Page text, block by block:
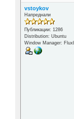
vstoykov
Напреднали
Публикации: 1286
Distribution: Ubuntu
Window Manager: